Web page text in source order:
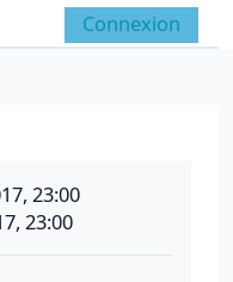
Activer/désactiver la
Connexion
23:00
23:00